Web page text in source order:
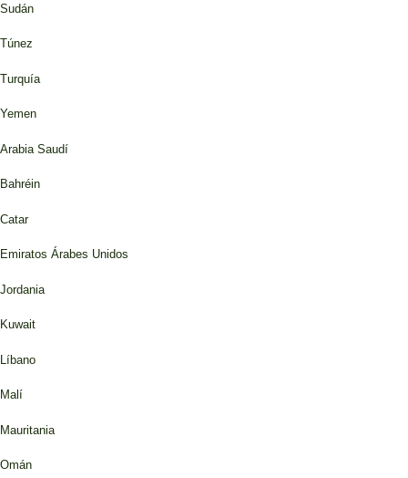
Sudán
Túnez
Turquía
Yemen
Arabia Saudí
Bahréin
Catar
Emiratos Árabes Unidos
Jordania
Kuwait
Líbano
Malí
Mauritania
Omán